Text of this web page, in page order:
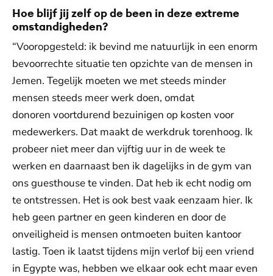
Hoe blijf jij zelf op de been in deze extreme
omstandigheden?
“Vooropgesteld: ik bevind me natuurlijk in een enorm
bevoorrechte situatie ten opzichte van de mensen in
Jemen. Tegelijk moeten we met steeds minder
mensen steeds meer werk doen, omdat
donoren voortdurend bezuinigen op kosten voor
medewerkers. Dat maakt de werkdruk torenhoog. Ik
probeer niet meer dan vijftig uur in de week te
werken en daarnaast ben ik dagelijks in de gym van
ons guesthouse te vinden. Dat heb ik echt nodig om
te ontstressen. Het is ook best vaak eenzaam hier. Ik
heb geen partner en geen kinderen en door de
onveiligheid is mensen ontmoeten buiten kantoor
lastig. Toen ik laatst tijdens mijn verlof bij een vriend
in Egypte was, hebben we elkaar ook echt maar even